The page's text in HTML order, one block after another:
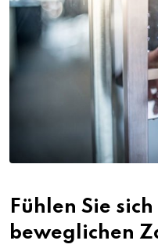
Fühlen Sie
beweglichen